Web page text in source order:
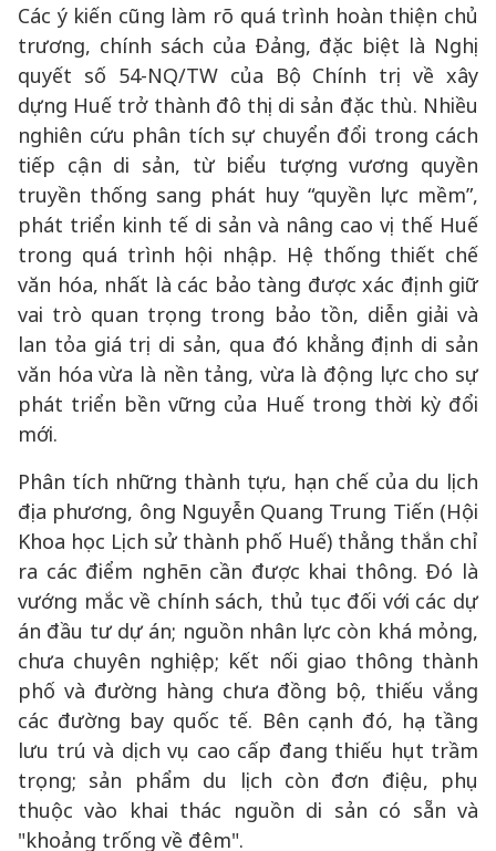
Các ý kiến cũng làm rõ quá trình hoàn thiện chủ
trương, chính sách của Đảng, đặc biệt là Nghị
quyết số 54-NQ/TW của Bộ Chính trị về xây
dựng Huế trở thành đô thị di sản đặc thù. Nhiều
nghiên cứu phân tích sự chuyển đổi trong cách
tiếp cận di sản, từ biểu tượng vương quyền
truyền thống sang phát huy “quyền lực mềm”,
phát triển kinh tế di sản và nâng cao vị thế Huế
trong quá trình hội nhập. Hệ thống thiết chế
văn hóa, nhất là các bảo tàng được xác định giữ
vai trò quan trọng trong bảo tồn, diễn giải và
lan tỏa giá trị di sản, qua đó khẳng định di sản
văn hóa vừa là nền tảng, vừa là động lực cho sự
phát triển bền vững của Huế trong thời kỳ đổi
mới.
Phân tích những thành tựu, hạn chế của du lịch
địa phương, ông Nguyễn Quang Trung Tiến (Hội
Khoa học Lịch sử thành phố Huế) thẳng thắn chỉ
ra các điểm nghẽn cần được khai thông. Đó là
vướng mắc về chính sách, thủ tục đối với các dự
án đầu tư dự án; nguồn nhân lực còn khá mỏng,
chưa chuyên nghiệp; kết nối giao thông thành
phố và đường hàng chưa đồng bộ, thiếu vắng
các đường bay quốc tế. Bên cạnh đó, hạ tầng
lưu trú và dịch vụ cao cấp đang thiếu hụt trầm
trọng; sản phẩm du lịch còn đơn điệu, phụ
thuộc vào khai thác nguồn di sản có sẵn và
"khoảng trống về đêm".